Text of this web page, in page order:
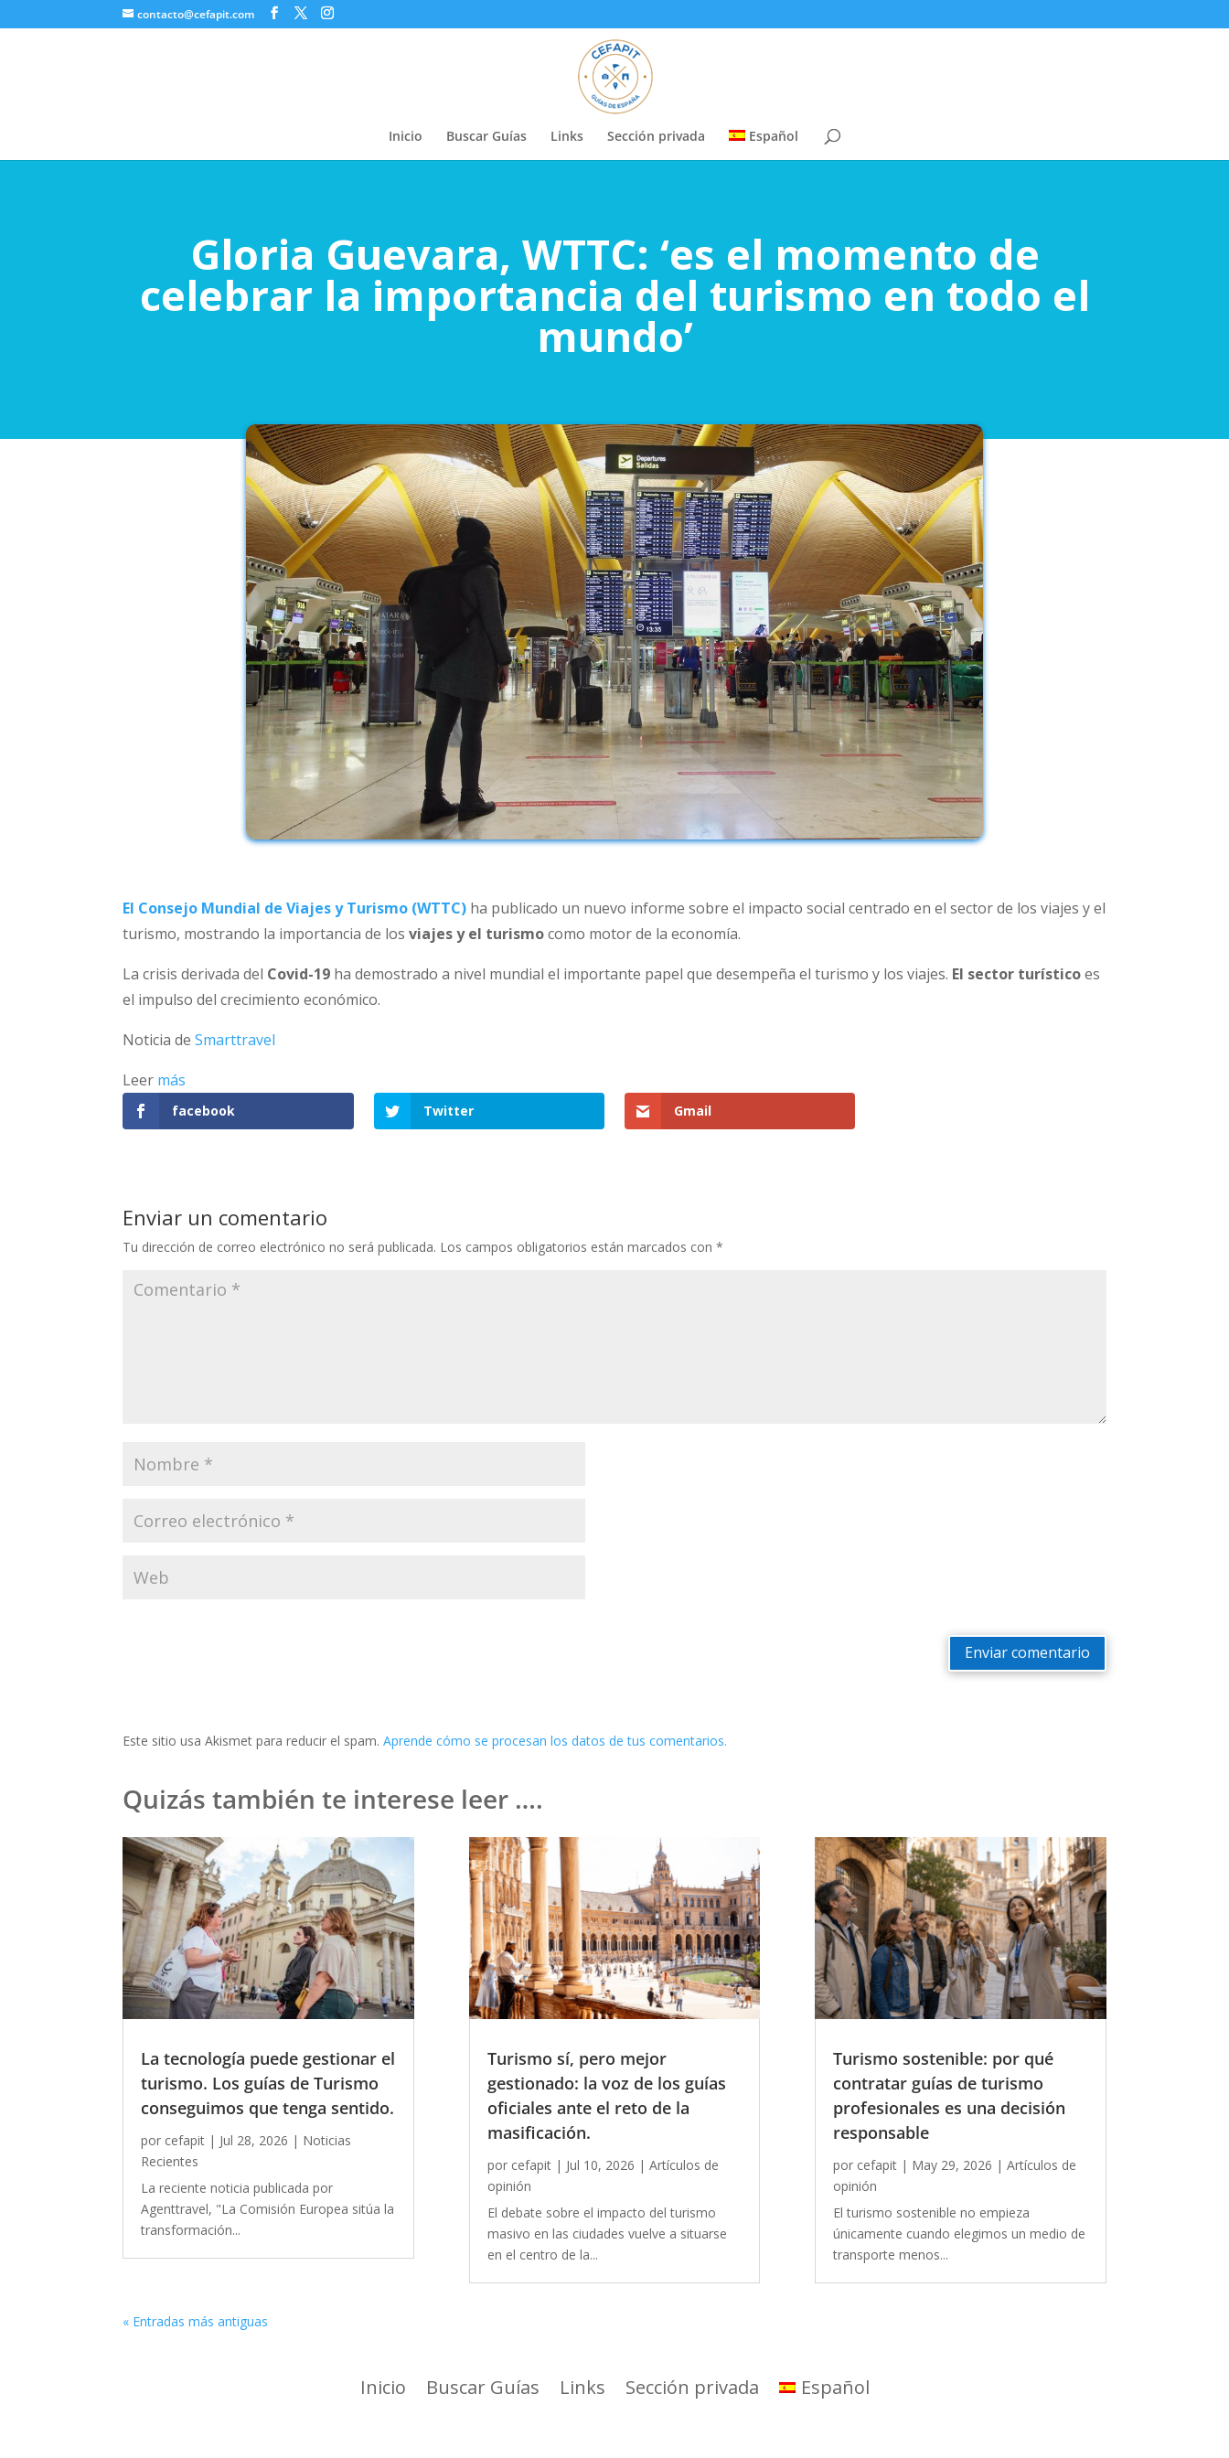
contacto@cefapit.com
Inicio Buscar Guías Links Sección privada Español
Gloria Guevara, WTTC: ‘es el momento de
celebrar la importancia del turismo en todo el
mundo’
El Consejo Mundial de Viajes y Turismo (WTTC) ha publicado un nuevo informe sobre el impacto social centrado en el sector de los viajes y el
turismo, mostrando la importancia de losviajes y el turismocomo motor de la economía.
La crisis derivada del Covid-19 ha demostrado a nivel mundial el importante papel que desempeña el turismo y los viajes. El sector turísticoes
el impulso del crecimiento económico.
Noticia deSmarttravel
Leer más
facebook Twitter Gmail
Enviar un comentario
Tu dirección de correo electrónico no será publicada. Los campos obligatorios están marcados con*
Enviar comentario
Este sitio usa Akismet para reducir el spam.Aprende cómo se procesan los datos de tus comentarios.
Quizás también te interese leer ….
La tecnología puede gestionar el
turismo. Los guías de Turismo
conseguimos que tenga sentido.
por cefapit | Jul 28, 2026 | Noticias
Recientes
La reciente noticia publicada por
Agenttravel, "La Comisión Europea sitúa la
transformación...
Turismo sí, pero mejor
gestionado: la voz de los guías
oficiales ante el reto de la
masificación.
por cefapit| Jul 10, 2026 | Artículos de
opinión
El debate sobre el impacto del turismo
masivo en las ciudades vuelve a situarse
en el centro de la...
Turismo sostenible: por qué
contratar guías de turismo
profesionales es una decisión
responsable
por cefapit| May 29, 2026 | Artículos de
opinión
El turismo sostenible no empieza
únicamente cuando elegimos un medio de
transporte menos...
« Entradas más antiguas
Inicio Buscar Guías Links Sección privada Español